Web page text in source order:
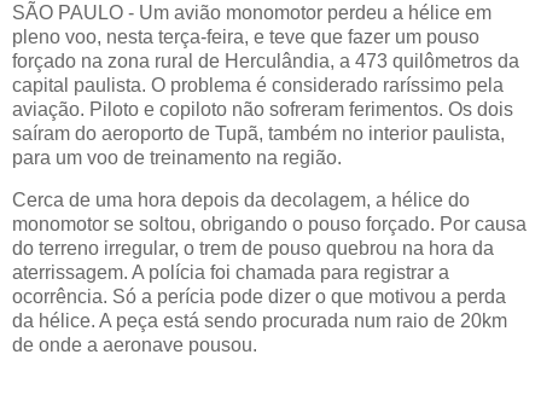
SÃO PAULO - Um avião monomotor perdeu a hélice em
pleno voo, nesta terça-feira, e teve que fazer um pouso
forçado na zona rural de Herculândia, a 473 quilômetros da
capital paulista. O problema é considerado raríssimo pela
aviação. Piloto e copiloto não sofreram ferimentos. Os dois
saíram do aeroporto de Tupã, também no interior paulista,
para um voo de treinamento na região.
Cerca de uma hora depois da decolagem, a hélice do
monomotor se soltou, obrigando o pouso forçado. Por causa
do terreno irregular, o trem de pouso quebrou na hora da
aterrissagem. A polícia foi chamada para registrar a
ocorrência. Só a perícia pode dizer o que motivou a perda
da hélice. A peça está sendo procurada num raio de 20km
de onde a aeronave pousou.